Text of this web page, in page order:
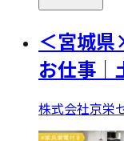
＜宮城
お仕事｜
株式会社京栄